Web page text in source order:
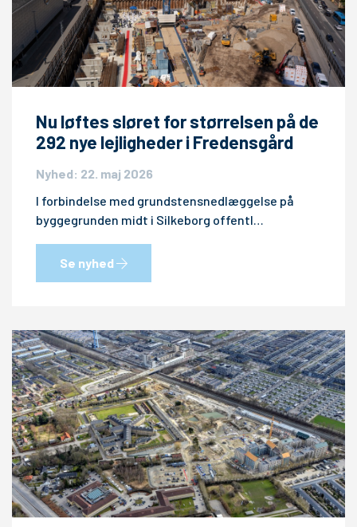
Nu løftes sløret for størrelsen på de
292 nye lejligheder i Fredensgård
Nyhed: 22. maj 2026
I forbindelse med grundstensnedlæggelse på
byggegrunden midt i Silkeborg offentl…
Se nyhed